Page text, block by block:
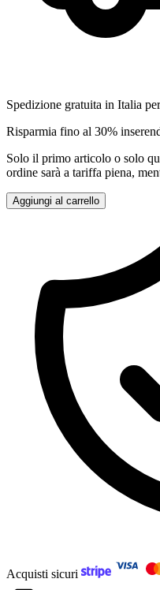
Spedizione gratuita in Italia
Risparmia fino al 30%
Solo il primo articolo o solo
ordine sarà a tariffa piena,
Aggiungi al carrello
Acquisti sicuri